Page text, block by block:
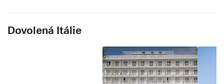
Dovolená Itálie